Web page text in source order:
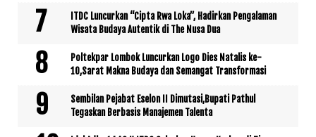
ITDC Luncurkan “Cipta Rwa Loka”, Hadirkan Pengalaman
Wisata Budaya Autentik di The Nusa Dua
Poltekpar Lombok Luncurkan Logo Dies Natalis ke-
10,Sarat Makna Budaya dan Semangat Transformasi
Sembilan Pejabat Eselon II Dimutasi,Bupati Pathul
Tegaskan Berbasis Manajemen Talenta